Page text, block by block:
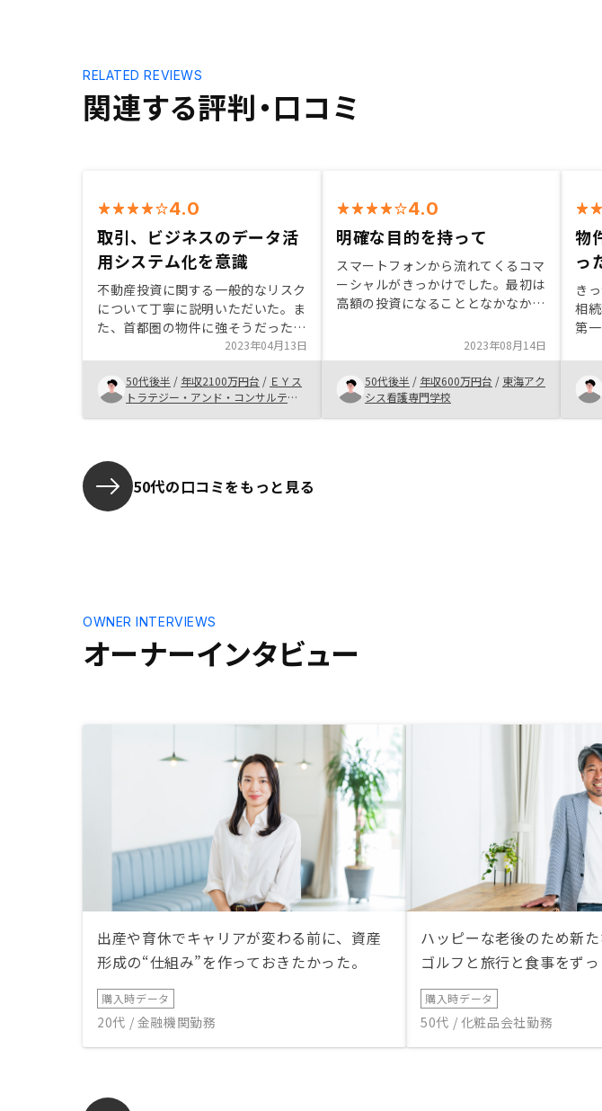
関連する評判・口コミ
RELATED REVIEWS
4.0
取引、ビジネスのデータ活
用システム化を意識
不動産投資に関する一般的なリスク
について丁寧に説明いただいた。ま
た、首都圏の物件に強そうだった。
営業担当者のタイムリーな対応、契
約までの流れがスムーズであった。
購入物件のキャッシュ・フローなど
がアプリで管理できる点が良かっ
た。
2023年04月13日
50代後半 / 年収2100万円台 / ＥＹス
トラテジー・アンド・コンサルティ
4.0
明確な目的を持って
スマートフォンから流れてくるコマ
ーシャルがきっかけでした。最初は
高額の投資になることとなかなか将
とても不安でした。担当者に自分の
不安や目的を伝えたところ、しっか
りと説明をしてくれました。
2023年08月14日
50代後半 / 年収600万円台 / 東海アク
シス看護専門学校
物
っ
き
相
第
ワ
思
長
思
50代の口コミをもっと見る
オーナーインタビュー
OWNER INTERVIEWS
出産や育休でキャリアが変わる前に、資産
形成の“仕組み”を作っておきたかった。
購入時データ
20代 / 金融機関勤務
ハッピーな老後のため新た
ゴルフと旅行と食事をず
購入時データ
50代 / 化粧品会社勤務